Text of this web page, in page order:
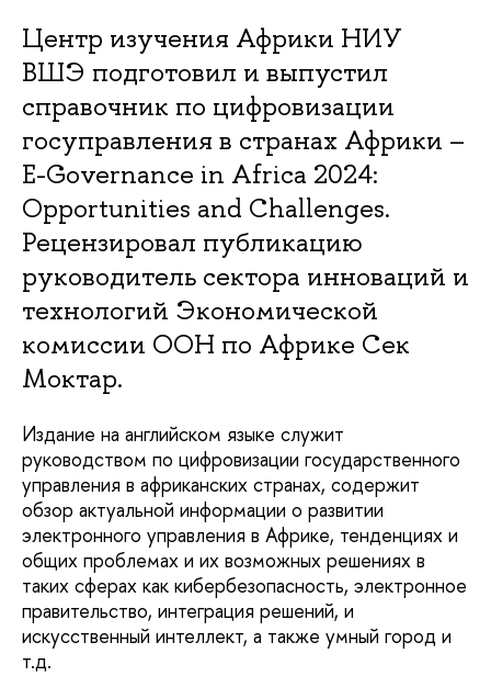
Центр изучения Африки НИУ
ВШЭ подготовил и выпустил
справочник по цифровизации
госуправления в странах Африки –
E-Governance in Africa 2024:
Opportunities and Challenges.
Рецензировал публикацию
руководитель сектора инноваций и
технологий Экономической
комиссии ООН по Африке Сек
Моктар.
Издание на английском языке служит
руководством по цифровизации государственного
управления в африканских странах, содержит
обзор актуальной информации о развитии
электронного управления в Африке, тенденциях и
общих проблемах и их возможных решениях в
таких сферах как кибербезопасность, электронное
правительство, интеграция решений, и
искусственный интеллект, а также умный город и
т.д.